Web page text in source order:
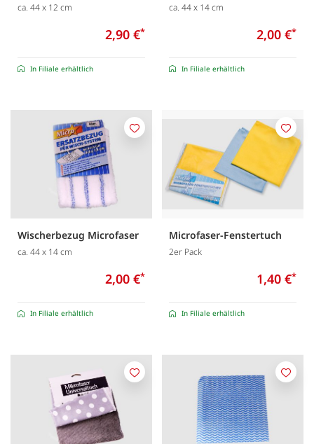
ca. 44 x 12 cm
2,90 €*
In Filiale erhältlich
ca. 44 x 14 cm
2,00 €*
In Filiale erhältlich
Wischerbezug Microfaser
ca. 44 x 14 cm
2,00 €*
In Filiale erhältlich
Merken
Microfaser-Fenstertuch
2er Pack
1,40 €*
In Filiale erhältlich
Merken